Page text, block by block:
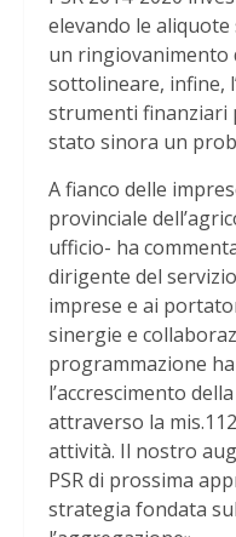
elevando le
un ringiovanimento
sottolineare, infine,
strumenti finanziari
stato sinora un
A fianco delle
provinciale
ufficio- ha
dirigente del
imprese e ai
sinergie e
programmazione
l’accrescimento
attraverso la
attività. Il nostro
PSR di prossima
strategia fondata